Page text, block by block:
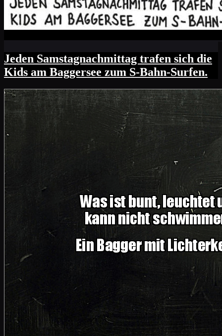
Jeden Samstagnachmittag trafen sich die
Kids am Baggersee zum S-Bahn-Surfen.